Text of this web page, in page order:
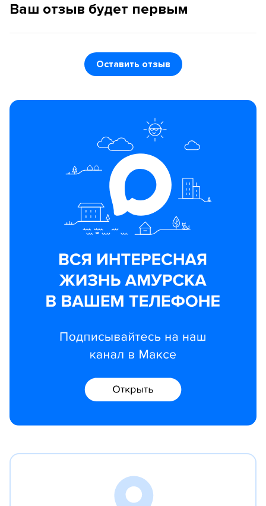
Ваш отзыв будет первым
Оставить отзыв